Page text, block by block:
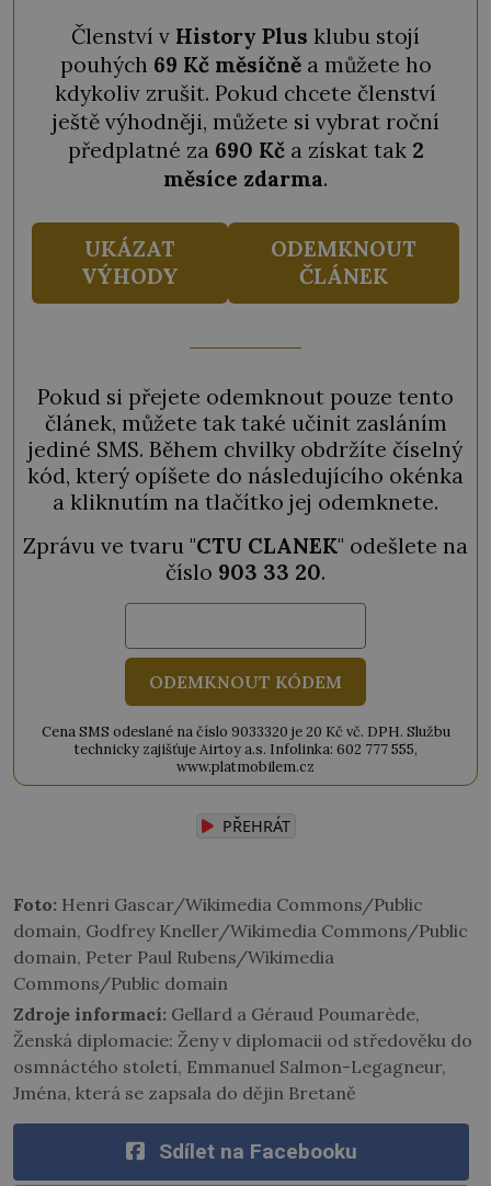
Členství v History Plus klubu stojí
pouhých 69 Kč měsíčněa můžete ho
kdykoliv zrušit. Pokud chcete členství
ještě výhodněji, můžete si vybrat roční
předplatné za 690 Kča získat tak 2
měsíce zdarma.
UKÁZAT
VÝHODY
ODEMKNOUT
ČLÁNEK
Pokud si přejete odemknout pouze tento
článek, můžete tak také učinit zasláním
jediné SMS. Během chvilky obdržíte číselný
kód, který opíšete do následujícího okénka
a kliknutím na tlačítko jej odemknete.
Zprávu ve tvaru "CTU CLANEK" odešlete na
číslo 903 33 20.
ODEMKNOUT KÓDEM
Cena SMS odeslané na číslo 9033320 je 20 Kč vč. DPH. Službu
technicky zajišťuje Airtoy a.s. Infolinka: 602 777 555,
www.platmobilem.cz
PŘEHRÁT
Foto: Henri Gascar/Wikimedia Commons/Public
domain, Godfrey Kneller/Wikimedia Commons/Public
domain, Peter Paul Rubens/Wikimedia
Commons/Public domain
Zdroje informací: Gellard a Géraud Poumarède,
Ženská diplomacie: Ženy v diplomacii od středověku do
osmnáctého století, Emmanuel Salmon-Legagneur,
Jména, která se zapsala do dějin Bretaně
Sdílet na Facebooku